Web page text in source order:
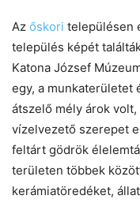
Az őskori településen
település képét
Katona József
egy, a munkaterületet
átszelő mély árok
vízelvezető szerepet
feltárt gödrök
területen többek
kerámiatöredéket,